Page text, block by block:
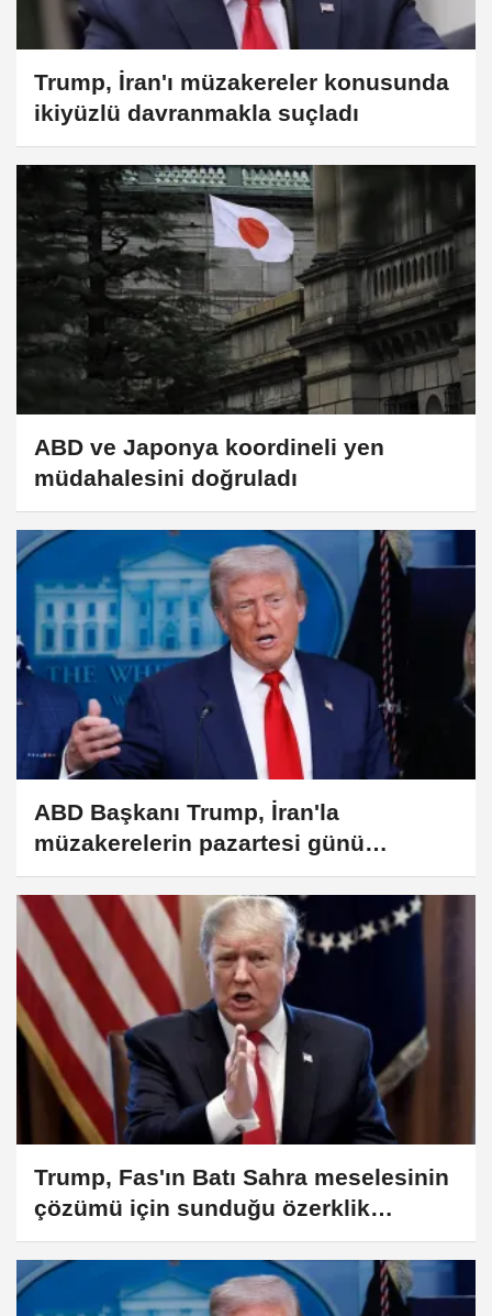
Trump, İran'ı müzakereler konusunda
ikiyüzlü davranmakla suçladı
ABD ve Japonya koordineli yen
müdahalesini doğruladı
ABD Başkanı Trump, İran'la
müzakerelerin pazartesi günü
yeniden başlayacağını açıkladı
Trump, Fas'ın Batı Sahra meselesinin
çözümü için sunduğu özerklik
planına desteğini vurguladı